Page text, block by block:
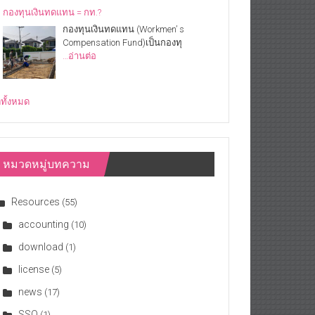
กองทุนเงินทดแทน = กท.?
กองทุนเงินทดแทน (Workmen’ s
Compensation Fund)เป็นกองทุ
…อ่านต่อ
ทั้งหมด
หมวดหมู่บทความ
Resources (55)
accounting (10)
download (1)
license (5)
news (17)